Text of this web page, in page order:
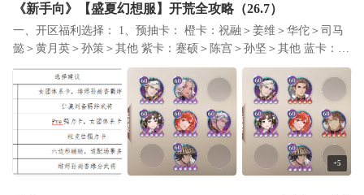
《新手向》【盛夏幻想服】开荒全攻略（26.7）
一、开区福利选择： 1、预抽卡： 橙卡：祝融＞姜维＞华佗＞司马
懿＞黄月英＞孙策＞其他 紫卡：蹇硕＞陈宫＞孙坚＞其他 蓝卡：乔
姝＞其他 2、开局6自选： 3、武将养成礼包：祝融 4、签到赠送幻
想服神将自
+5